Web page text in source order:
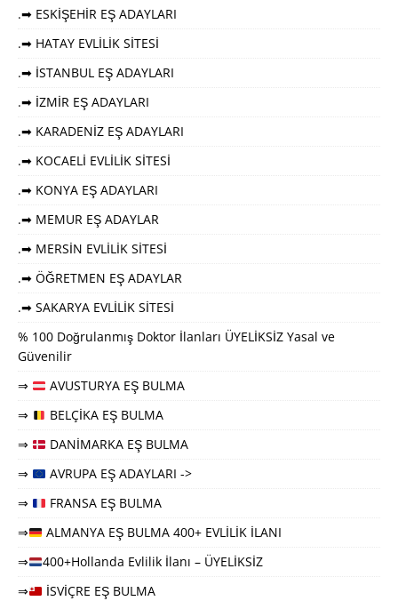
.➡ ESKİŞEHİR EŞ ADAYLARI
.➡ HATAY EVLİLİK SİTESİ
.➡ İSTANBUL EŞ ADAYLARI
.➡ İZMİR EŞ ADAYLARI
.➡ KARADENİZ EŞ ADAYLARI
.➡ KOCAELİ EVLİLİK SİTESİ
.➡ KONYA EŞ ADAYLARI
.➡ MEMUR EŞ ADAYLAR
.➡ MERSİN EVLİLİK SİTESİ
.➡ ÖĞRETMEN EŞ ADAYLAR
.➡ SAKARYA EVLİLİK SİTESİ
% 100 Doğrulanmış Doktor İlanları ÜYELİKSİZ Yasal ve
Güvenilir
⇒
AVUSTURYA EŞ BULMA
⇒
BELÇİKA EŞ BULMA
⇒
DANİMARKA EŞ BULMA
⇒
AVRUPA EŞ ADAYLARI ->
⇒
FRANSA EŞ BULMA
⇒
ALMANYA EŞ BULMA 400+ EVLİLİK İLANI
⇒
400+Hollanda Evlilik İlanı – ÜYELİKSİZ
⇒
İSVİÇRE EŞ BULMA